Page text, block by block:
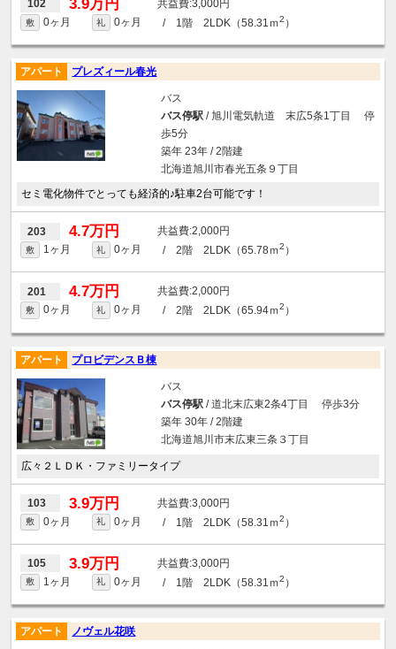
102 3.9万円 3,000円
敷 0ヶ月 礼 0ヶ月 / 1階 2LDK（58.31ｍ2 ）
アパート プレズィール春光
バス
バス停駅/ 旭川電気軌道 末広5条1丁目 停
歩5分
築年 23年 / 2階建
北海道旭川市春光五条９丁目
セミ電化物件でとっても経済的♪駐車2台可能です！
203 4.7万円 2,000円
敷 1ヶ月 礼 0ヶ月 / 2階 2LDK（65.78ｍ2 ）
201 4.7万円 2,000円
敷 0ヶ月 礼 0ヶ月 / 2階 2LDK（65.94ｍ2 ）
アパート プロビデンスＢ棟
バス
バス停駅/ 道北末広東2条4丁目 停歩3分
築年 30年 / 2階建
北海道旭川市末広東三条３丁目
広々２ＬＤＫ・ファミリータイプ
103 3.9万円 3,000円
敷 0ヶ月 礼 0ヶ月 / 1階 2LDK（58.31ｍ2 ）
105 3.9万円 3,000円
敷 1ヶ月 礼 0ヶ月 / 1階 2LDK（58.31ｍ2 ）
アパート ノヴェル花咲